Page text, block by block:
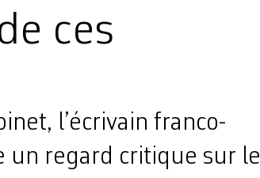
ces
l’écrivain franco-
un regard critique sur le